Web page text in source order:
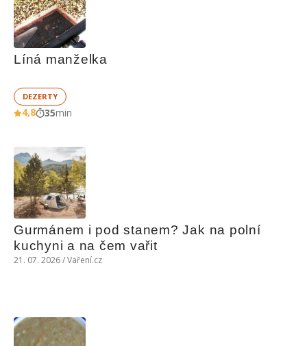
Líná manželka
DEZERTY
4,8 35min
Gurmánem i pod stanem? Jak na polní
kuchyni a na čem vařit
21. 07. 2026 / Vaření.cz